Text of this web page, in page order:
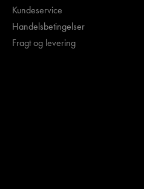
Kundeservice
Handelsbetingelser
Fragt og levering